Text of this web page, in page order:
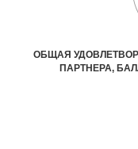
ОБЩАЯ
ПАРТНЕРА,